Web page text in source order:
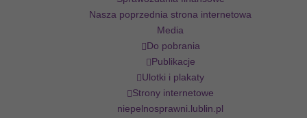
Nasza poprzednia strona internetowa
Media
Do pobrania
Publikacje
Ulotki i plakaty
Strony internetowe
niepelnosprawni.lublin.pl